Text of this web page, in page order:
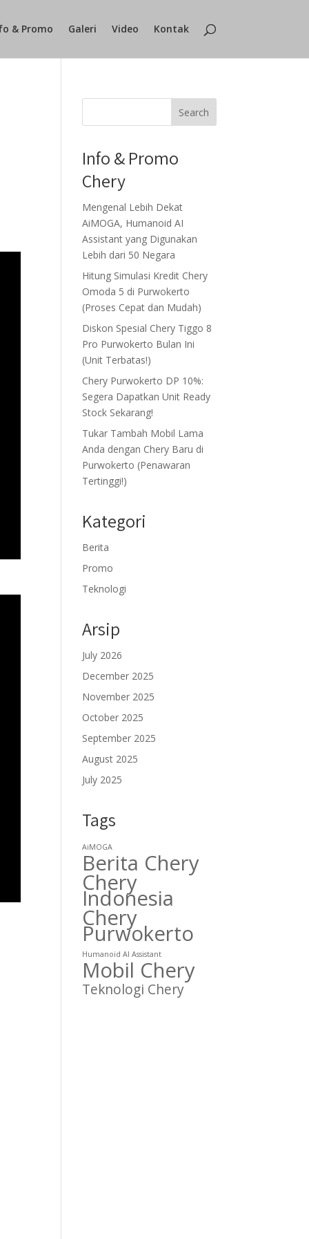
& Promo Galeri Video Kontak
Search
Info & Promo
Chery
Mengenal Lebih Dekat
AiMOGA, Humanoid AI
Assistant yang Digunakan
Lebih dari 50 Negara
Hitung Simulasi Kredit Chery
Omoda 5 di Purwokerto
(Proses Cepat dan Mudah)
Diskon Spesial Chery Tiggo 8
Pro Purwokerto Bulan Ini
(Unit Terbatas!)
Chery Purwokerto DP 10%:
Segera Dapatkan Unit Ready
Stock Sekarang!
Tukar Tambah Mobil Lama
Anda dengan Chery Baru di
Purwokerto (Penawaran
Tertinggi!)
Kategori
Berita
Promo
Teknologi
Arsip
July 2026
December 2025
November 2025
October 2025
September 2025
August 2025
July 2025
Tags
AiMOGA
Berita Chery
Chery
Indonesia
Chery
Purwokerto
Humanoid AI Assistant
Mobil Chery
Teknologi Chery